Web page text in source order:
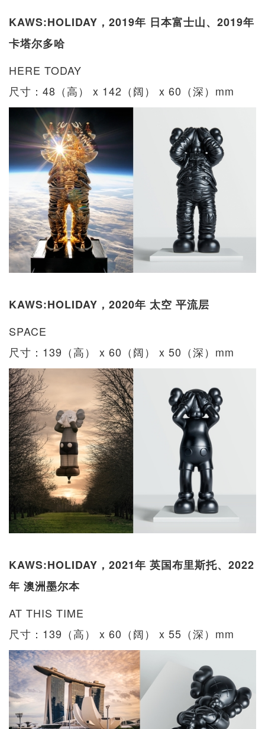
KAWS:HOLIDAY，2019年 日本富士山、2019年
卡塔尔多哈
HERE TODAY
尺寸：48（高） x 142（阔） x 60（深）mm
KAWS:HOLIDAY，2020年 太空 平流层
SPACE
尺寸：139（高） x 60（阔） x 50（深）mm
KAWS:HOLIDAY，2021年 英国布里斯托、2022
年 澳洲墨尔本
AT THIS TIME
尺寸：139（高） x 60（阔） x 55（深）mm